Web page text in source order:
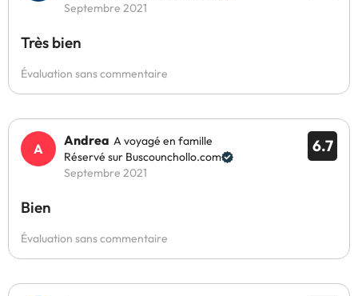
Septembre 2021
Très bien
Évaluation sans commentaire
6.7
Andrea A voyagé en famille
Réservé sur Buscounchollo.com
Septembre 2021
Bien
Évaluation sans commentaire